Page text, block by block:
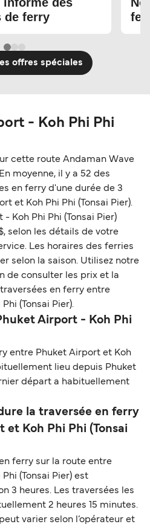
de ferry
offres spéciales
- Koh Phi Phi
cette route Andaman Wave
moyenne, il y a 52 des
en ferry d'une durée de 3
et Koh Phi Phi (Tonsai Pier).
Koh Phi Phi (Tonsai Pier)
selon les détails de votre
Les horaires des ferries
selon la saison. Utilisez notre
de consulter les prix et la
en ferry entre
(Tonsai Pier).
Airport - Koh Phi
entre Phuket Airport et Koh
lieu depuis Phuket
départ a habituellement
la traversée en ferry
Koh Phi Phi (Tonsai
ferry sur la route entre
(Tonsai Pier) est
3 heures. Les traversées les
2 heures 15 minutes.
varier selon l’opérateur et